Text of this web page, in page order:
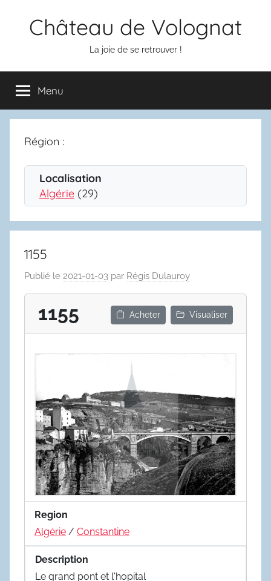
Château de Volognat
La joie de se retrouver !
Menu
Région :
Localisation
Algérie (29)
1155
Publié le 2021-01-03 par Régis Dulauroy
1155 Acheter Visualiser
Region
Algérie / Constantine
Description
Le grand pont et l'hopital